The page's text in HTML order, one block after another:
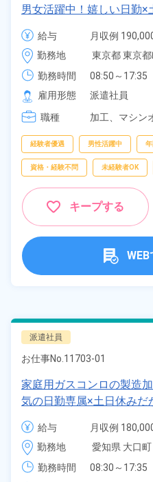
男女活躍中！嬉しい日勤
堂利用可★便利な日払い
備♪《東京都町田市》
給与
月収例
時給 1,400円
勤務地
東京都 東京
勤務時間
08:50～17:35
雇用形態
派遣社員
職種
加工、 マシン
経験者優遇 男性活躍中
資格・経験不問 未経験者OK
キープする
派遣社員
お仕事No. 11703-01
家庭用ガスコンロの製造
気の日勤専属×土日休みだ
験歓迎！20代～50代の幅
プル応募可能！日払い制
知県大口町》
給与
月収例
時給 1,200円
勤務地
愛知県 大口町
勤務時間
08:30～17:35